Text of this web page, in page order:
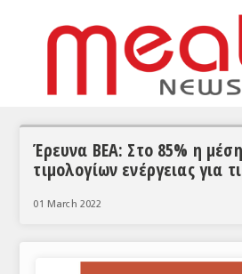
ΣΥΝΕΝΤΕΥΞΕΙΣ
ΘΕΜΑΤΑ
Έρευνα ΒΕΑ: Στο 85% η
τιμολογίων ενέργειας για
01 March 2022